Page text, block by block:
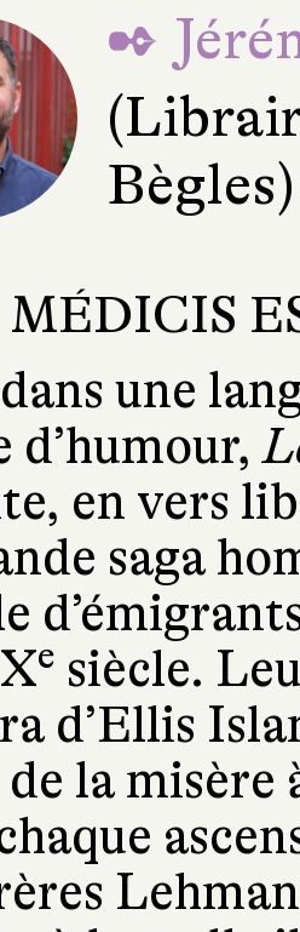
✒
Bègles)
une
d’humour,
en vers
saga
e siècle.
d’Ellis
la misère